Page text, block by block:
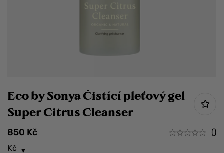
Eco by Sonya Čistící pleťový gel
Super Citrus Cleanser
850 Kč
()
Kč